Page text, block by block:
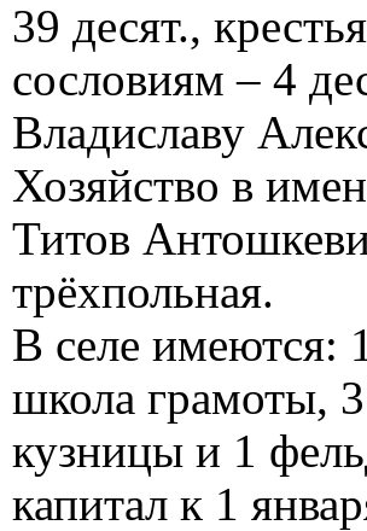
39 десят.,
сословиям – 4
Владиславу
Хозяйство в
Титов
трёхпольная.
В селе имеются:
школа грамоты,
кузницы и 1
капитал к 1